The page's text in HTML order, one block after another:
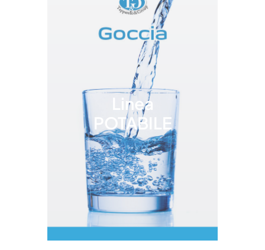
Linea
POTABILE